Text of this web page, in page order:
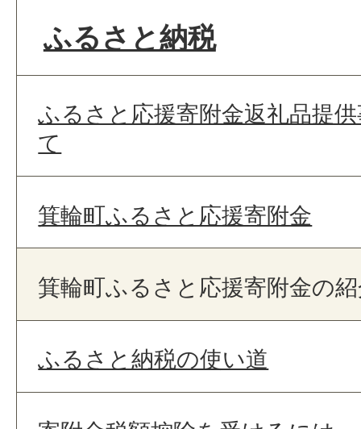
ふるさと納税
ふるさと応援寄附金返礼品提
て
箕輪町ふるさと応援寄附金
箕輪町ふるさと応援寄附金の
ふるさと納税の使い道